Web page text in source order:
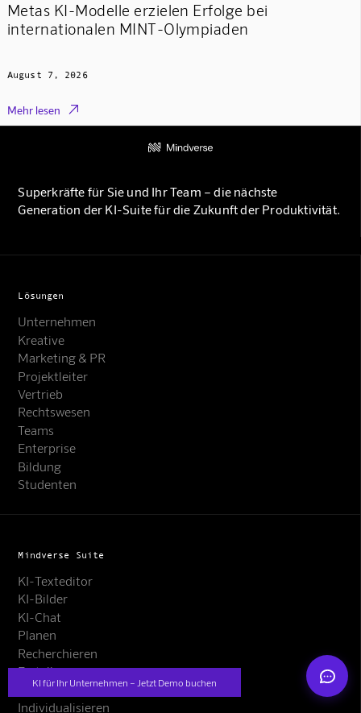
KI für Ihr Unternehmen – Jetzt Demo buchen
Metas KI-Modelle erzielen Erfolge bei
internationalen MINT-Olympiaden
August 7, 2026
Mehr lesen 
Superkräfte für Sie und Ihr Team – die nächste
Generation der KI-Suite für die Zukunft der Produktivität.
Lösungen
Unternehmen
Kreative
Marketing & PR
Projektleiter
Vertrieb
Rechtswesen
Teams
Enterprise
Bildung
Studenten
Mindverse Suite
KI-Texteditor
KI-Bilder
KI-Chat
Planen
Recherchieren
Erstellen
Automatisieren
Individualisieren